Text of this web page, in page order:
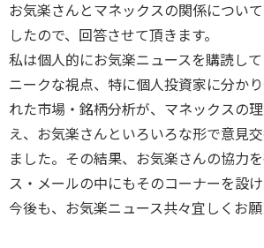
お気楽さんとマネックスの関係につい
したので、回答させて頂きます。
私は個人的にお気楽ニュースを購読し
ニークな視点、特に個人投資家に分か
れた市場・銘柄分析が、マネックスの
え、お気楽さんといろいろな形で意見
ました。その結果、お気楽さんの協力
ス・メールの中にもそのコーナーを設け
今後も、お気楽ニュース共々宜しくお願